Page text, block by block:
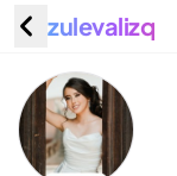
Amador
zulevalizq